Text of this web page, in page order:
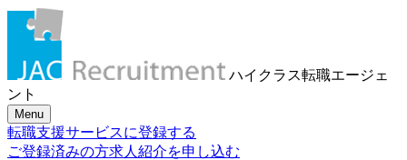
ハイクラス転職エージェ
ント
Menu
転職支援サービスに登録する
ご登録済みの方求人紹介を申し込む